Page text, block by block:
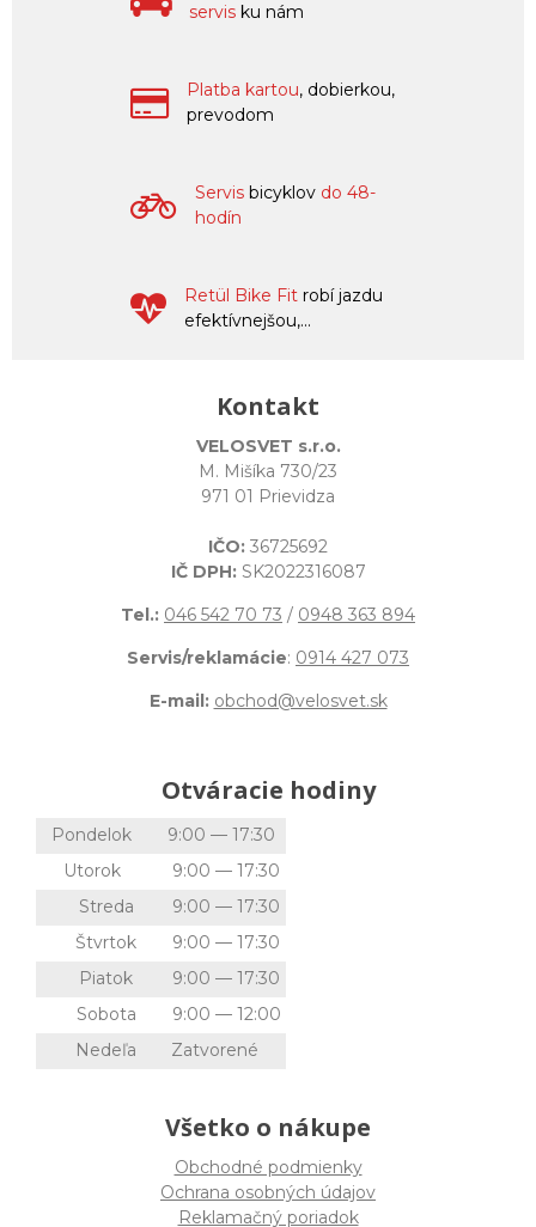
servis ku nám
Platba kartou, dobierkou,
prevodom
Servis bicyklov do 48-
hodín
Retül Bike Fit robí jazdu
efektívnejšou,...
Kontakt
VELOSVET s.r.o.
M. Mišíka 730/23
971 01 Prievidza
IČO: 36725692
IČ DPH: SK2022316087
Tel.: 046 542 70 73 / 0948 363 894
Servis/reklamácie: 0914 427 073
E-mail: obchod@velosvet.sk
Otváracie hodiny
Pondelok
9:00 — 17:30
Utorok
9:00 — 17:30
Streda
9:00 — 17:30
Štvrtok
9:00 — 17:30
Piatok
9:00 — 17:30
Sobota
9:00 — 12:00
Nedeľa
Zatvorené
Všetko o nákupe
Obchodné podmienky
Ochrana osobných údajov
Reklamačný poriadok